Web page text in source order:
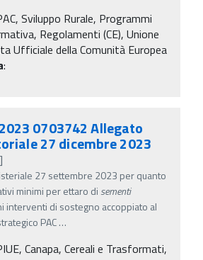
Sviluppo Rurale, Programmi
Regolamenti (CE), Unione
Ufficiale della Comunità Europea
:
0703742 Allegato
27 dicembre 2023
27 settembre 2023 per quanto
minimi per ettaro di sementi
interventi di sostegno accoppiato al
PAC…
Canapa, Cereali e Trasformati,